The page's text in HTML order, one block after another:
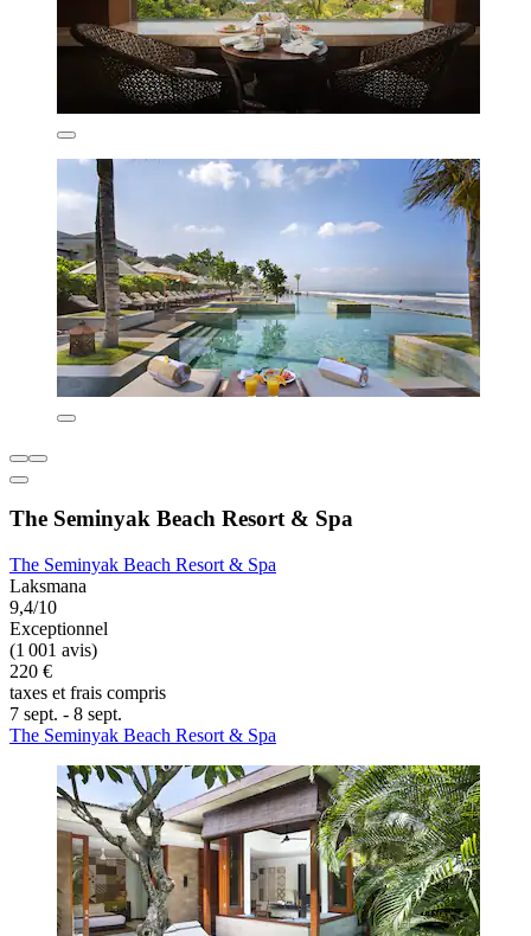
The Seminyak Beach Resort & Spa
The Seminyak Beach Resort & Spa
Laksmana
9,4/10
Exceptionnel
(1 001 avis)
220 €
taxes et frais compris
7 sept. - 8 sept.
The Seminyak Beach Resort & Spa